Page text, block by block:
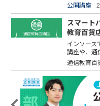
公開講座
スマート
教育百貨
インソース
講座や、通
通信教育百